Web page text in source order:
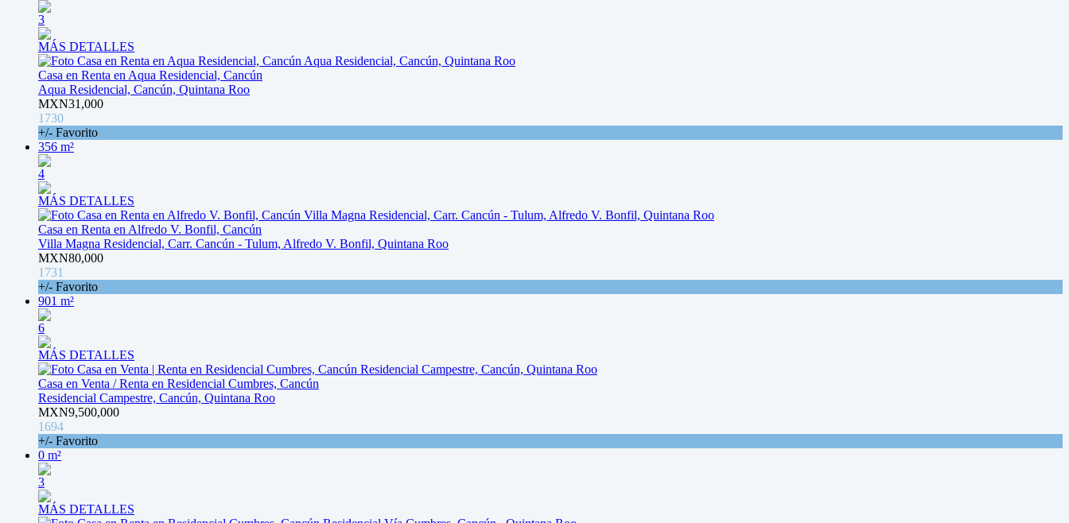
3
MÁS DETALLES
Casa en Renta en Aqua Residencial, Cancún
Aqua Residencial, Cancún, Quintana Roo
MXN31,000
1730
+/- Favorito
356 m²
4
MÁS DETALLES
Casa en Renta en Alfredo V. Bonfil, Cancún
Villa Magna Residencial, Carr. Cancún - Tulum, Alfredo V. Bonfil, Quintana Roo
MXN80,000
1731
+/- Favorito
901 m²
6
MÁS DETALLES
Casa en Venta / Renta en Residencial Cumbres, Cancún
Residencial Campestre, Cancún, Quintana Roo
MXN9,500,000
1694
+/- Favorito
0 m²
3
MÁS DETALLES